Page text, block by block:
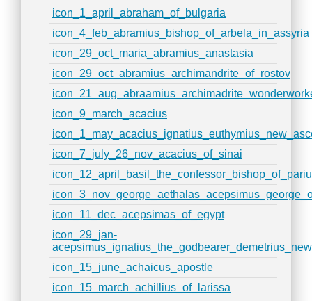
icon_1_april_abraham_of_bulgaria
icon_4_feb_abramius_bishop_of_arbela_in_assyria
icon_29_oct_maria_abramius_anastasia
icon_29_oct_abramius_archimandrite_of_rostov
icon_9_march_acacius
icon_7_july_26_nov_acacius_of_sinai
icon_11_dec_acepsimas_of_egypt
icon_29_jan-
icon_15_june_achaicus_apostle
icon_15_march_achillius_of_larissa